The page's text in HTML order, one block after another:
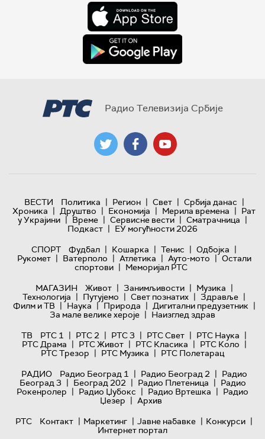
Радио Телевизија Србије
ВЕСТИ Политика | Регион | Свет | Србија данас |
Хроника | Друштво | Економија | Мерила времена | Рат
у Украјини | Време | Сервисне вести | Сматрачница |
Подкаст | ЕУ могућности 2026
СПОРТ
Фудбал | Кошарка | Тенис | Одбојка |
Рукомет | Ватерполо | Атлетика | Ауто-мото | Остали
спортови | Меморијал РТС
МАГАЗИН
Живот | Занимљивости | Музика |
Технологијa | Путујемо | Свет познатих | Здравље |
Филм и ТВ | Наука | Природа | Дигитални предузетник |
За мале велике хероје | Наизглед здрав
ТВ
РТС 1 | РТС 2 | РТС 3 | РТС Свет | РТС Наука |
РТС Драма | РТС Живот | РТС Класика | РТС Коло |
РТС Трезор | РТС Музика | РТС Полетарац
РАДИО
Радио Београд 1 | Радио Београд 2 | Радио
Београд 3 | Београд 202 | Радио Плетеница | Радио
Рокенролер | Радио Џубокс | Радио Вртешка | Радио
Џезер | Архив
РТС
Контакт | Маркетинг | Јавне набавке | Конкурси |
Интернет портал